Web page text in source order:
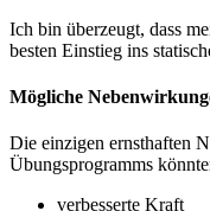
Ich bin überzeugt, dass
besten Einstieg ins
Mögliche
Die einzigen ernsthaften
Übungsprogramms
verbesserte Kraft